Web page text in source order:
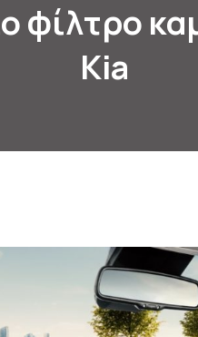
φίλτρο
Kia